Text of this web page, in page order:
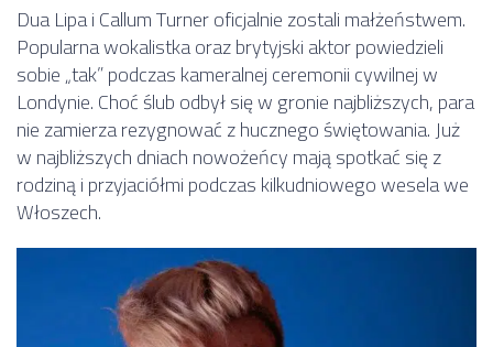
Dua Lipa i Callum Turner oficjalnie zostali małżeństwem.
Popularna wokalistka oraz brytyjski aktor powiedzieli
sobie „tak” podczas kameralnej ceremonii cywilnej w
Londynie. Choć ślub odbył się w gronie najbliższych, para
nie zamierza rezygnować z hucznego świętowania. Już
w najbliższych dniach nowożeńcy mają spotkać się z
rodziną i przyjaciółmi podczas kilkudniowego wesela we
Włoszech.